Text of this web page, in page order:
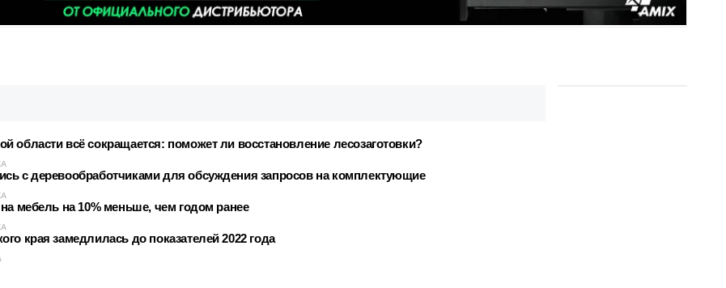
области всё сокращается: поможет ли восстановление лесозаготовки?
с деревообработчиками для обсуждения запросов на комплектующие
мебель на 10% меньше, чем годом ранее
края замедлилась до показателей 2022 года